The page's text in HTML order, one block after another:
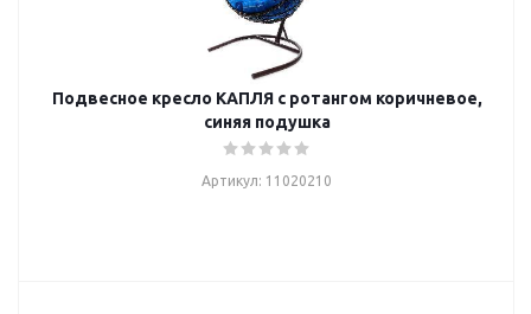
Подвесное кресло КАПЛЯ с ротангом коричневое,
синяя подушка
Артикул: 11020210